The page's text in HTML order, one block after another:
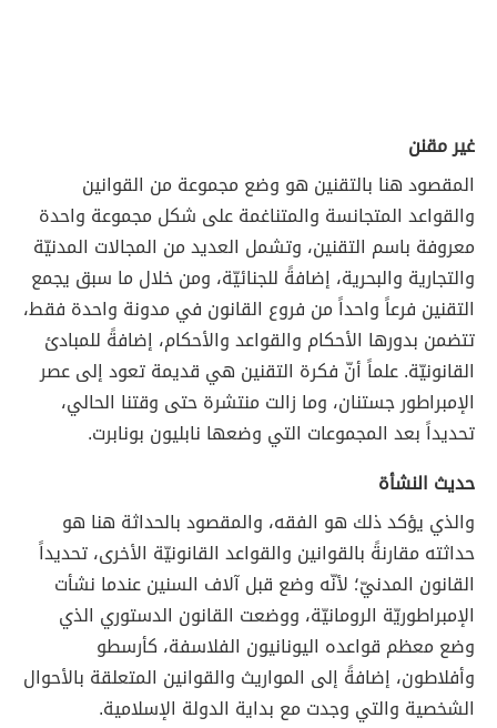
غير مقنن
المقصود هنا بالتقنين هو وضع مجموعة من القوانين
والقواعد المتجانسة والمتناغمة على شكل مجموعة واحدة
معروفة باسم التقنين، وتشمل العديد من المجالات المدنيّة
والتجارية والبحرية، إضافةً للجنائيّة، ومن خلال ما سبق يجمع
التقنين فرعاً واحداً من فروع القانون في مدونة واحدة فقط،
تتضمن بدورها الأحكام والقواعد والأحكام، إضافةً للمبادئ
القانونيّة. علماً أنّ فكرة التقنين هي قديمة تعود إلى عصر
الإمبراطور جستنان، وما زالت منتشرة حتى وقتنا الحالي،
تحديداً بعد المجموعات التي وضعها نابليون بونابرت.
حديث النشأة
والذي يؤكد ذلك هو الفقه، والمقصود بالحداثة هنا هو
حداثته مقارنةً بالقوانين والقواعد القانونيّة الأخرى، تحديداً
القانون المدنيّ؛ لأنّه وضع قبل آلاف السنين عندما نشأت
الإمبراطوريّة الرومانيّة، ووضعت القانون الدستوري الذي
وضع معظم قواعده اليونانيون الفلاسفة، كأرسطو
وأفلاطون، إضافةً إلى المواريث والقوانين المتعلقة بالأحوال
الشخصية والتي وجدت مع بداية الدولة الإسلامية.